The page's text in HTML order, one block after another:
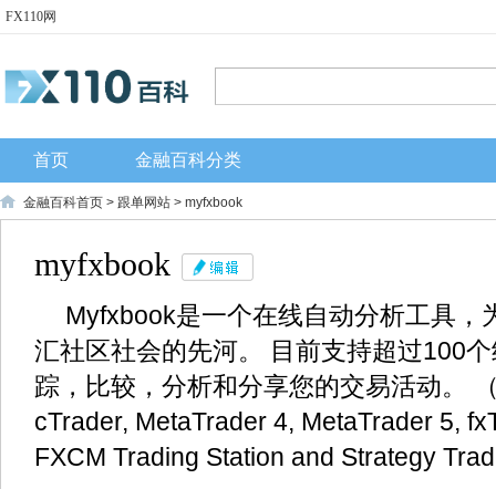
FX110网
首页 金融百科分类
金融百科首页 > 跟单网站 > myfxbook
myfxbook
Myfxbook是一个在线自动分析工具，
汇社区社会的先河。 目前支持超过100
踪，比较，分析和分享您的交易活动。
cTrader, MetaTrader 4, MetaTrader 5,
FXCM Trading Station and Strategy